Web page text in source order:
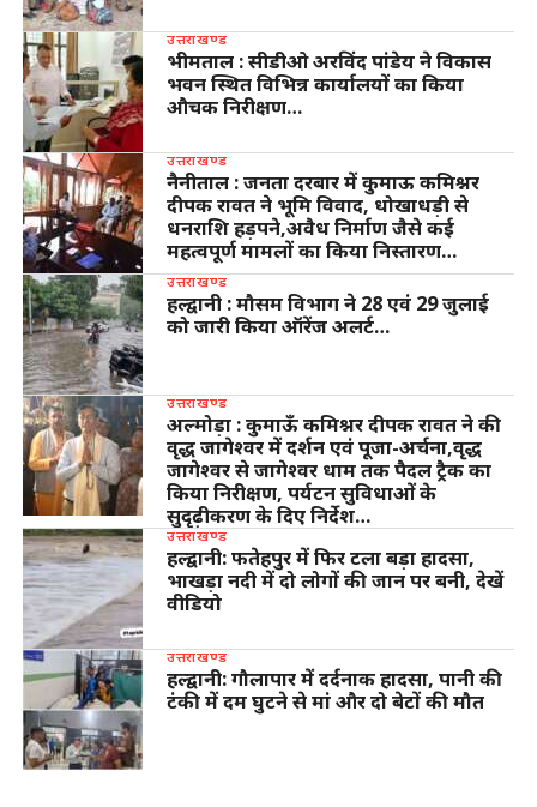
उत्तराखण्ड
भीमताल : सीडीओ अरविंद पांडेय ने विकास
भवन स्थित विभिन्न कार्यालयों का किया
औचक निरीक्षण…
उत्तराखण्ड
नैनीताल : जनता दरबार में कुमाऊ कमिश्नर
दीपक रावत ने भूमि विवाद, धोखाधड़ी से
धनराशि हड़पने,अवैध निर्माण जैसे कई
महत्वपूर्ण मामलों का किया निस्तारण…
उत्तराखण्ड
हल्द्वानी : मौसम विभाग ने 28 एवं 29 जुलाई
को जारी किया ऑरेंज अलर्ट…
उत्तराखण्ड
अल्मोड़ा : कुमाऊँ कमिश्नर दीपक रावत ने की
वृद्ध जागेश्वर में दर्शन एवं पूजा-अर्चना,वृद्ध
जागेश्वर से जागेश्वर धाम तक पैदल ट्रैक का
किया निरीक्षण, पर्यटन सुविधाओं के
सुदृढ़ीकरण के दिए निर्देश…
उत्तराखण्ड
हल्द्वानी: फतेहपुर में फिर टला बड़ा हादसा,
भाखड़ा नदी में दो लोगों की जान पर बनी, देखें
वीडियो
उत्तराखण्ड
हल्द्वानी: गौलापार में दर्दनाक हादसा, पानी की
टंकी में दम घुटने से मां और दो बेटों की मौत